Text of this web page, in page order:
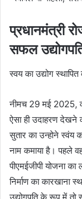
प्रधानमंत्री
सफल
स्‍वय का उद्योग
नीमच 29 मई 2025,
ऐसा ही उदाहरण देखने
सुतार का उन्होने स्‍वंय
नाम कमाया है। पहले
पीएमईजीपी योजना का
निर्माण का कारखाना
उद्योगपति के रूप में तो